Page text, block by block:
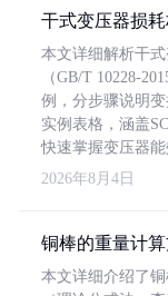
干式变压器损
本文详细解析干
（GB/T 10228-
例，分步骤说明
实例表格，涵盖
快速掌握变压器能
2026年8月4日
铜棒的重量计
本文详细介绍了